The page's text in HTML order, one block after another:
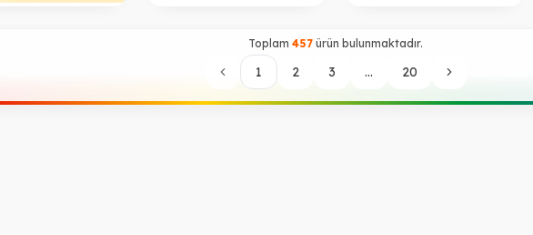
Toplam457 ürün bulunmaktadır.
1 2 3 ... 20